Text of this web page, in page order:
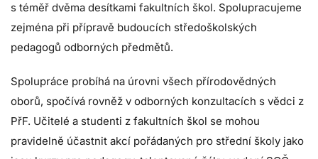
s téměř dvěma desítkami fakultních škol. Spolupracujeme
zejména při přípravě budoucích středoškolských
pedagogů odborných předmětů.
Spolupráce probíhá na úrovni všech přírodovědných
oborů, spočívá rovněž v odborných konzultacích s vědci z
PřF. Učitelé a studenti z fakultních škol se mohou
pravidelně účastnit akcí pořádaných pro střední školy jako